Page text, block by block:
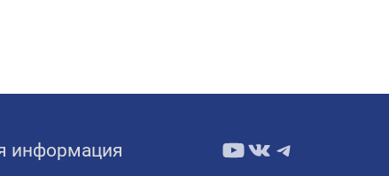
информация YouTube
ВКонтакте
Telegram